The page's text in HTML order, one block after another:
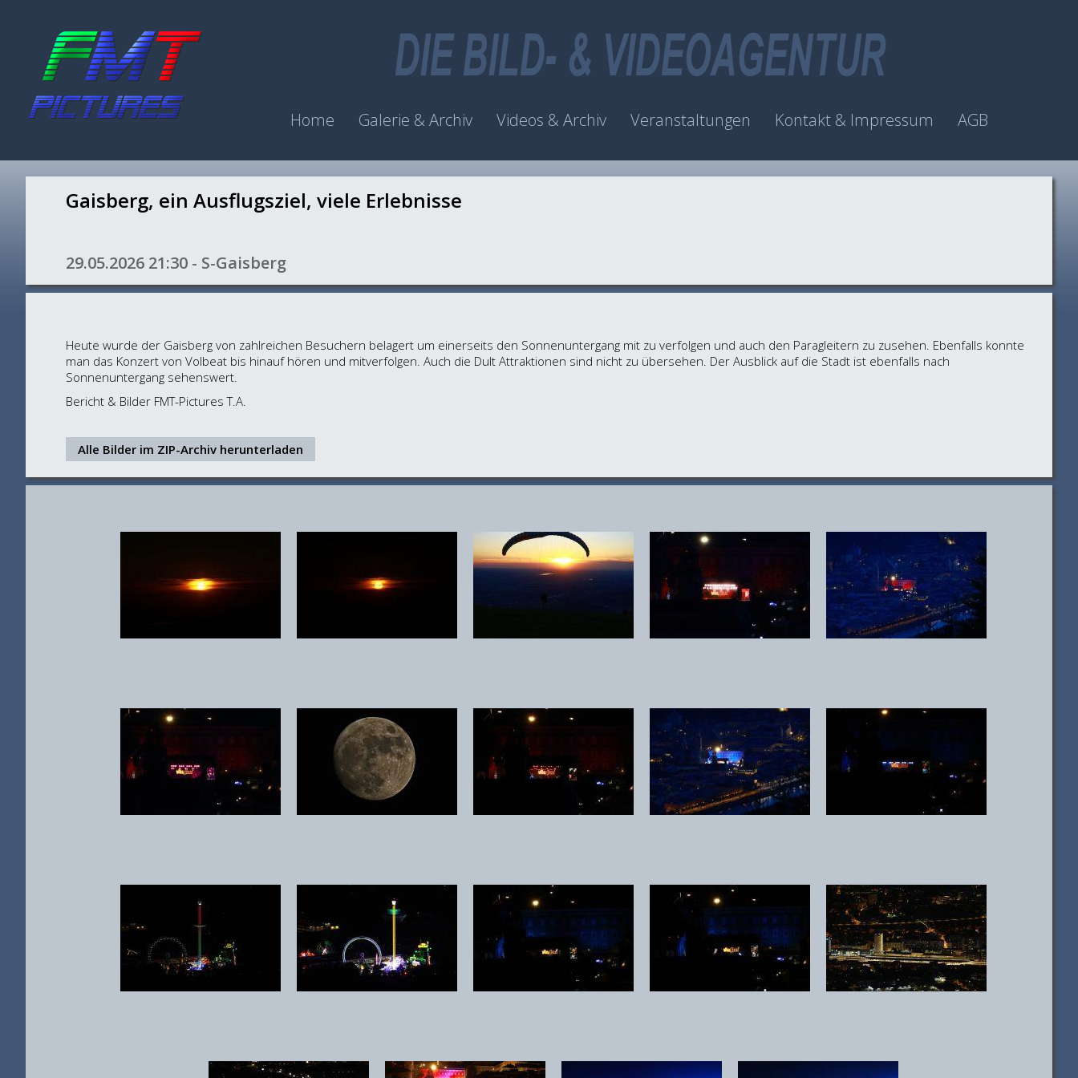
Home Galerie & Archiv Videos & Archiv Veranstaltungen Kontakt & Impressum AGB
Gaisberg, ein Ausflugsziel, viele Erlebnisse
29.05.2026 21:30 - S-Gaisberg
Heute wurde der Gaisberg von zahlreichen Besuchern belagert um einerseits den Sonnenuntergang mit zu verfolgen und auch den Paragleitern zu zusehen. Ebenfalls konnte
man das Konzert von Volbeat bis hinauf hören und mitverfolgen. Auch die Dult Attraktionen sind nicht zu übersehen. Der Ausblick auf die Stadt ist ebenfalls nach
Sonnenuntergang sehenswert.
Bericht & Bilder FMT-Pictures T.A.
Alle Bilder im ZIP-Archiv herunterladen